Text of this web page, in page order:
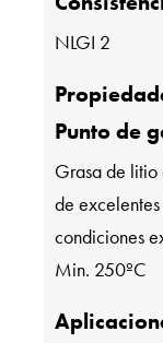
NLGI 2
Punto de
Grasa de litio
de
condiciones
Min. 250ºC